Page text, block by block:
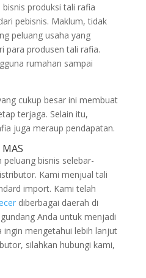
produksi tali rafia
pebisnis. Maklum, tidak
peluang usaha yang
para produsen tali rafia.
rumahan sampai
cukup besar ini membuat
terjaga. Selain itu,
juga meraup pendapatan.
peluang bisnis selebar-
Kami menjual tali
import. Kami telah
diberbagai daerah di
Anda untuk menjadi
ingin mengetahui lebih lanjut
silahkan hubungi kami,